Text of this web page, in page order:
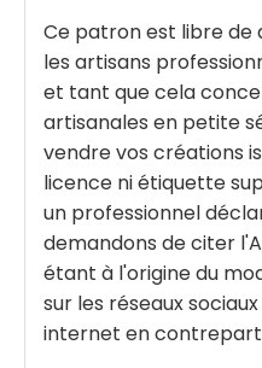
Ce patron est libre
les artisans
et tant que cela
artisanales en petite
vendre vos créations
licence ni étiquette
un professionnel
demandons de citer
étant à l'origine du
sur les réseaux
internet en